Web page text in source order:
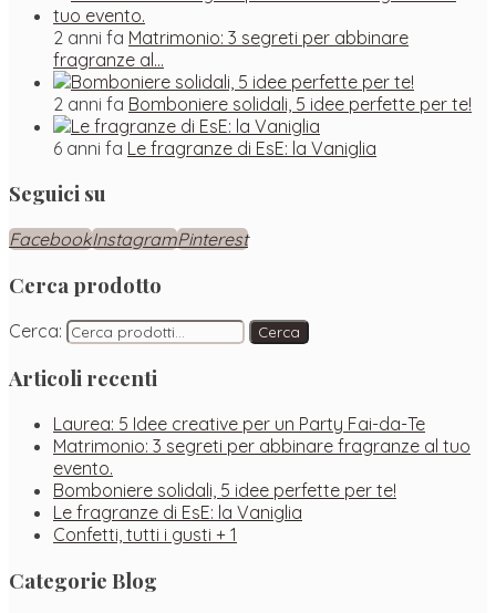
2 anni fa Matrimonio: 3 segreti per abbinare
fragranze al…
2 anni fa Bomboniere solidali, 5 idee perfette per te!
6 anni fa Le fragranze di EsE: la Vaniglia
Seguici su
FacebookInstagramPinterest
Cerca prodotto
Cerca: Cerca
Articoli recenti
Laurea: 5 Idee creative per un Party Fai-da-Te
Matrimonio: 3 segreti per abbinare fragranze al tuo
evento.
Bomboniere solidali, 5 idee perfette per te!
Le fragranze di EsE: la Vaniglia
Confetti, tutti i gusti + 1
Categorie Blog